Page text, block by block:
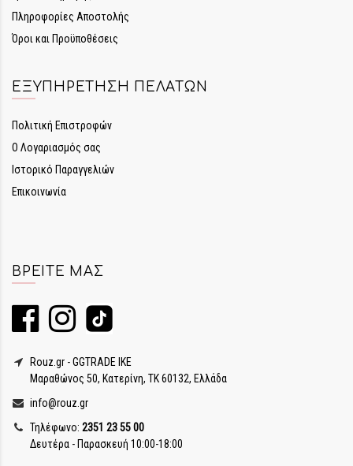
Πληροφορίες Αποστολής
Όροι και Προϋποθέσεις
ΕΞΥΠΗΡΈΤΗΣΗ ΠΕΛΑΤΏΝ
Πολιτική Επιστροφών
Ο Λογαριασμός σας
Ιστορικό Παραγγελιών
Επικοινωνία
ΒΡΕΊΤΕ ΜΑΣ
Rouz.gr - GGTRADE IKE
Μαραθώνος 50, Κατερίνη, ΤΚ 60132, Ελλάδα
info@rouz.gr
Τηλέφωνο: 2351 23 55 00
Δευτέρα - Παρασκευή 10:00-18:00